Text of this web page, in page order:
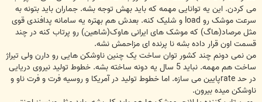
می کردن. این یه توانایی مهمه که باید بهش توجه بشه. جماران باید بتونه به
سرعت موشک رو load و شلیک کنه. بعدش هم بهتره یه سامانه پدافندی قوی
مثل مرصاد(هاگ) که موشک های ایرانی هاوک(شاهین) رو پرتاب کنه در چند
قسمت اون قرار داده بشه نا پرنده ای مزاحمش نشه.
من نمی دونم چند کشور توان ساخت یک چنین ناوشکن هایی رو دارن ولی تیراژ
ساخت هم مهمه. نباید 5 سال یه دونه ساخته بشه. خطوط تولید نیروی دریایی
در حد rateپایین می سازه. اما خطوط تولید در آمریکا و روسیه فرت و فرت ناو و
ناوشکن میده بیرون.